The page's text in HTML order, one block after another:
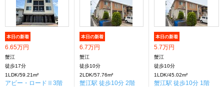
本日の新着
6.65万円
蟹江
徒歩17分
1LDK/59.21m²
アビー・ロードⅡ3階
本日の新着
6.7万円
蟹江
徒歩10分
2LDK/57.76m²
蟹江駅 徒歩10分 2階
本日の新着
5.7万円
蟹江
徒歩10分
1LDK/45.02m²
蟹江駅 徒歩10分 1階